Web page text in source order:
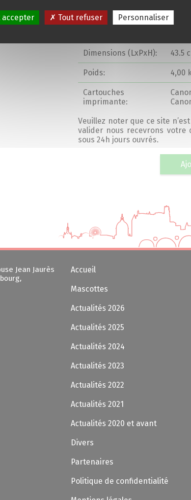
Système
d'exploitation pris en
MS
Dimensions (LxPxH): 43.5
Poids: 4,00
Cartouches
imprimante:
Veuillez noter que ce site
valider nous recevrons votre
sous 24h jours ouvrés.
Jean Jaurès
Accueil
Mascottes
Actualités 2026
Actualités 2025
Actualités 2024
Actualités 2023
Actualités 2022
Actualités 2021
Actualités 2020 et avant
Divers
Partenaires
Politique de confidentialité
accepter Tout refuser Personnaliser